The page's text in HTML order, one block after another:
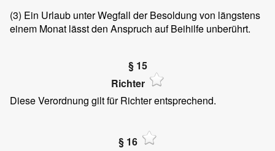
(3) Ein Urlaub unter Wegfall der Besoldung von längstens
einem Monat lässt den Anspruch auf Beihilfe unberührt.
§ 15
Richter
Diese Verordnung gilt für Richter entsprechend.
§ 16